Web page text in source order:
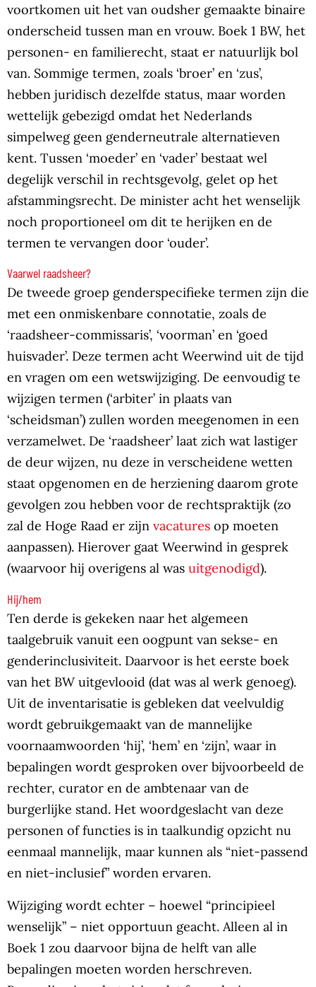
voortkomen uit het van oudsher gemaakte binaire
onderscheid tussen man en vrouw. Boek 1 BW, het
personen- en familierecht, staat er natuurlijk bol
van. Sommige termen, zoals ‘broer’ en ‘zus’,
hebben juridisch dezelfde status, maar worden
wettelijk gebezigd omdat het Nederlands
simpelweg geen genderneutrale alternatieven
kent. Tussen ‘moeder’ en ‘vader’ bestaat wel
degelijk verschil in rechtsgevolg, gelet op het
afstammingsrecht. De minister acht het wenselijk
noch proportioneel om dit te herijken en de
termen te vervangen door ‘ouder’.
Vaarwel raadsheer?
De tweede groep genderspecifieke termen zijn die
met een onmiskenbare connotatie, zoals de
‘raadsheer-commissaris’, ‘voorman’ en ‘goed
huisvader’. Deze termen acht Weerwind uit de tijd
en vragen om een wetswijziging. De eenvoudig te
wijzigen termen (‘arbiter’ in plaats van
‘scheidsman’) zullen worden meegenomen in een
verzamelwet. De ‘raadsheer’ laat zich wat lastiger
de deur wijzen, nu deze in verscheidene wetten
staat opgenomen en de herziening daarom grote
gevolgen zou hebben voor de rechtspraktijk (zo
zal de Hoge Raad er zijn vacatures op moeten
aanpassen). Hierover gaat Weerwind in gesprek
(waarvoor hij overigens al was uitgenodigd).
Hij/hem
Ten derde is gekeken naar het algemeen
taalgebruik vanuit een oogpunt van sekse- en
genderinclusiviteit. Daarvoor is het eerste boek
van het BW uitgevlooid (dat was al werk genoeg).
Uit de inventarisatie is gebleken dat veelvuldig
wordt gebruikgemaakt van de mannelijke
voornaamwoorden ‘hij’, ‘hem’ en ‘zijn’, waar in
bepalingen wordt gesproken over bijvoorbeeld de
rechter, curator en de ambtenaar van de
burgerlijke stand. Het woordgeslacht van deze
personen of functies is in taalkundig opzicht nu
eenmaal mannelijk, maar kunnen als “niet-passend
en niet-inclusief” worden ervaren.
Wijziging wordt echter – hoewel “principieel
wenselijk” – niet opportuun geacht. Alleen al in
Boek 1 zou daarvoor bijna de helft van alle
bepalingen moeten worden herschreven.